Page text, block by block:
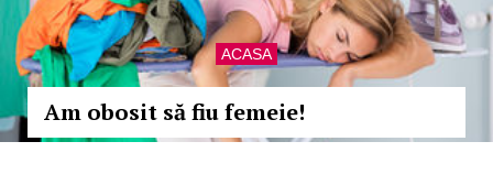
ACASA
Am obosit să fiu femeie!